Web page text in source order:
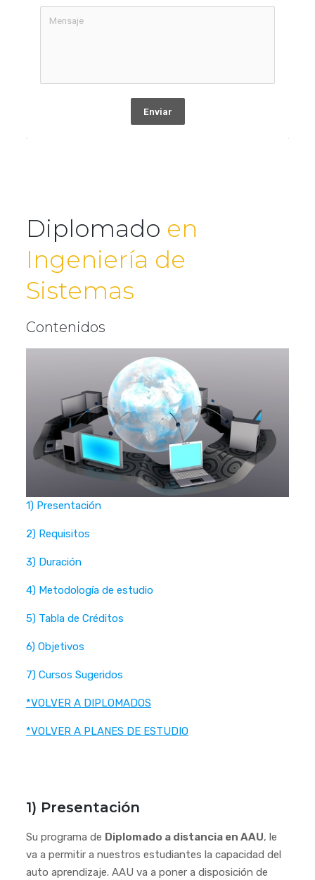
Enviar
Diplomado en
Ingeniería de
Sistemas
Contenidos
1) Presentación
2) Requisitos
3) Duración
4) Metodología de estudio
5) Tabla de Créditos
6) Objetivos
7) Cursos Sugeridos
*VOLVER A DIPLOMADOS
*VOLVER A PLANES DE ESTUDIO
1) Presentación
Su programa de Diplomado a distancia en AAU, le
va a permitir a nuestros estudiantes la capacidad del
auto aprendizaje. AAU va a poner a disposición de